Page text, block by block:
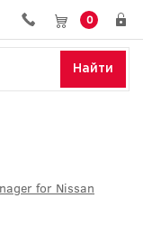
0
Найти
for Nissan